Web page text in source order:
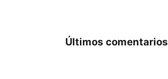
Últimos comentarios